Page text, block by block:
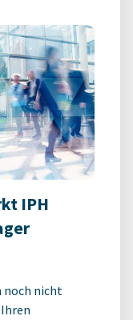
IPH
noch nicht